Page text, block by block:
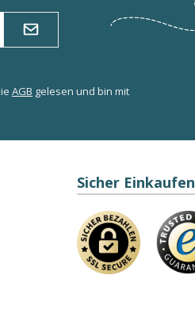
AGB gelesen und bin mit
Sicher Einkaufen